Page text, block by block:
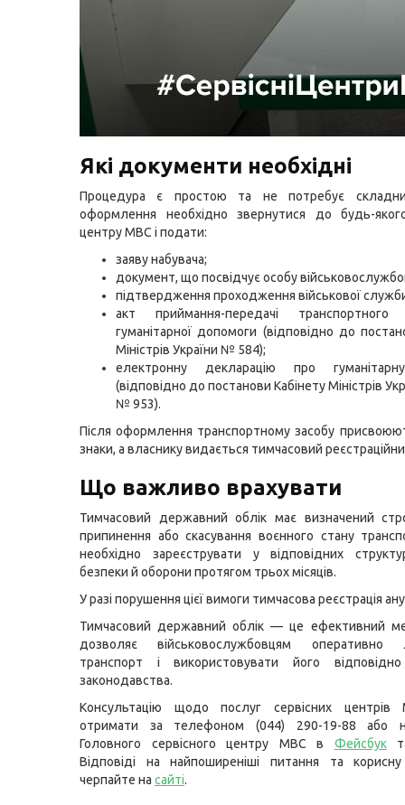
Які документи необхідні
Процедура є простою та не потребує
оформлення необхідно звернутися до будь-
центру МВС і подати:
заяву набувача;
документ, що посвідчує особу
підтвердження проходження військової
акт приймання-передачі
гуманітарної допомоги (відповідно до
Міністрів України № 584);
електронну декларацію про
(відповідно до постанови Кабінету Міністрів
№ 953).
Після оформлення транспортному засобу
знаки, а власнику видається тимчасовий
Що важливо врахувати
Тимчасовий державний облік має визначений
припинення або скасування воєнного стану
необхідно зареєструвати у відповідних
безпеки й оборони протягом трьох місяців.
У разі порушення цієї вимоги тимчасова реєстрація
Тимчасовий державний облік — це ефективний
дозволяє військовослужбовцям оперативно
транспорт і використовувати його
законодавства.
Консультацію щодо послуг сервісних
отримати за телефоном (044) 290-19-88 або
Головного сервісного центру МВС в Фейсбук
Відповіді на найпоширеніші питання та
черпайте на сайті.